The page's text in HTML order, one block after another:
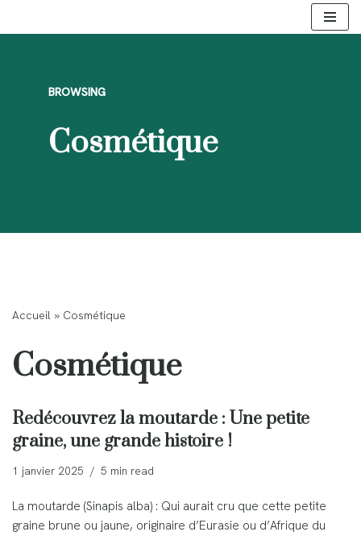
BROWSING
Cosmétique
Accueil » Cosmétique
Cosmétique
Redécouvrez la moutarde : Une petite
graine, une grande histoire !
1 janvier 2025 5 min read
La moutarde (Sinapis alba) : Qui aurait cru que cette petite
graine brune ou jaune, originaire d’Eurasie ou d’Afrique du